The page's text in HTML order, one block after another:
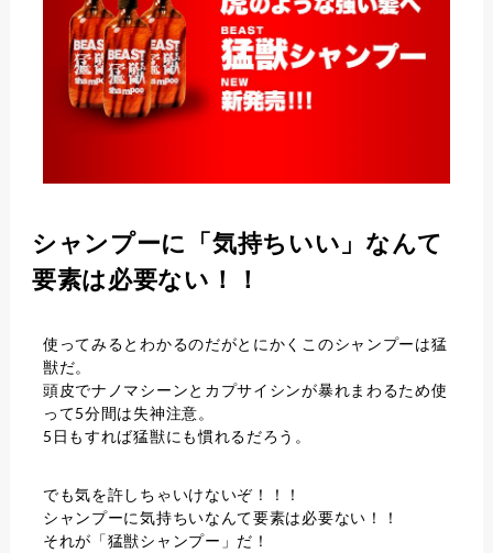
シャンプーに「気持ちいい」なんて
要素は必要ない！！
使ってみるとわかるのだがとにかくこのシャンプーは猛
獣だ。
頭皮でナノマシーンとカプサイシンが暴れまわるため使
って5分間は失神注意。
5日もすれば猛獣にも慣れるだろう。
でも気を許しちゃいけないぞ！！！
シャンプーに気持ちいなんて要素は必要ない！！
それが「猛獣シャンプー」だ！